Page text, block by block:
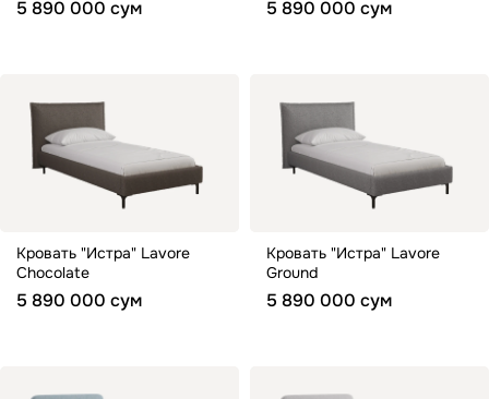
5 890 000 сум 5 890 000 сум
Кровать "Истра" Lavore
Chocolate
5 890 000 сум
Кровать "Истра" Lavore
Ground
5 890 000 сум